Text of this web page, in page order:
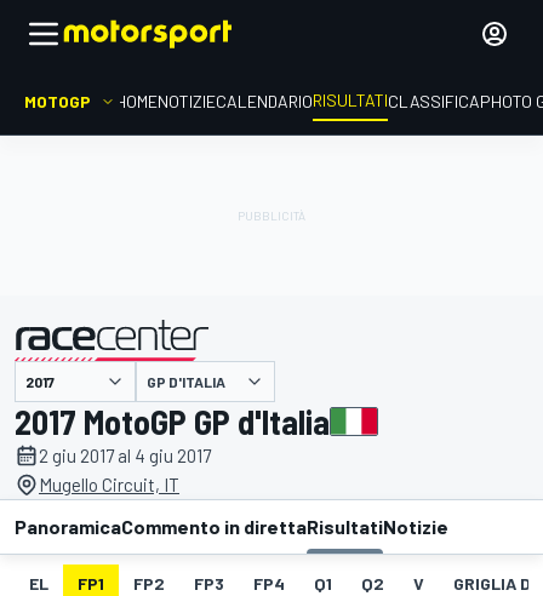
MOTOGP HOMENOTIZIECALENDARIORISULTATICLASSIFICAPHOTO
presentato da GP D'ITALIA
2017 MotoGP GP d'Italia
2 giu 2017 al 4 giu 2017
Mugello Circuit, IT
PanoramicaCommento in direttaRisultatiNotizie
EL FP1 FP2 FP3 FP4 Q1 Q2 V GRIGLIA DI